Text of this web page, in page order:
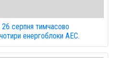
серпня тимчасово
енергоблоки АЕС.